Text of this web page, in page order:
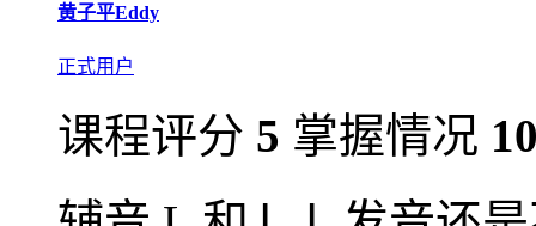
黄子平Eddy
正式用户
课程评分 5 掌握情况